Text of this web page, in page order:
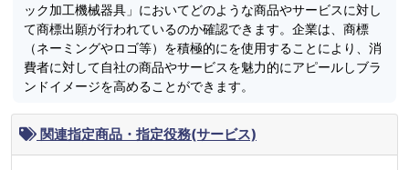
ック加工機械器具」においてどのような商品やサービスに対し
て商標出願が行われているのか確認できます。企業は、商標
（ネーミングやロゴ等）を積極的にを使用することにより、消
費者に対して自社の商品やサービスを魅力的にアピールしブラ
ンドイメージを高めることができます。
関連指定商品・指定役務(サービス)